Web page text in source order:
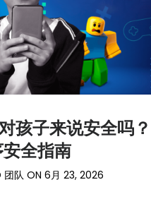
孩子来说安全吗
全指南
团队 ON 6月 23, 2026